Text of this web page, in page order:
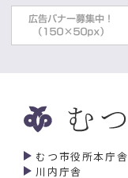
むつ市役所本庁舎
川内庁舎